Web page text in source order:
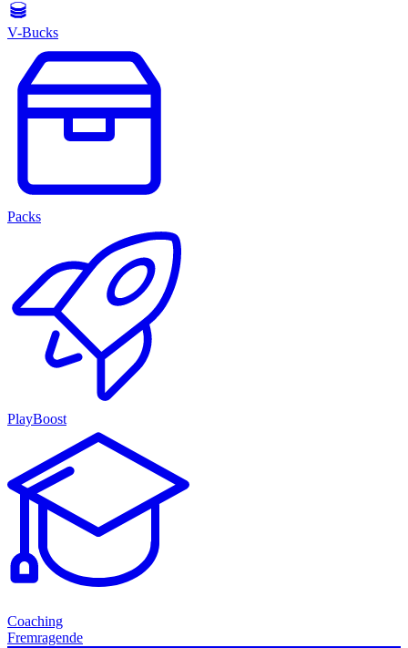
V-Bucks
Packs
PlayBoost
Coaching
Fremragende